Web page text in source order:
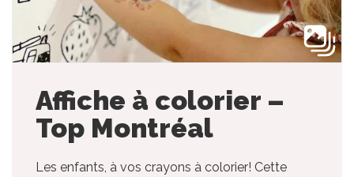
Affiche à colorier –
Top Montréal
Les enfants, à vos crayons à colorier! Cette